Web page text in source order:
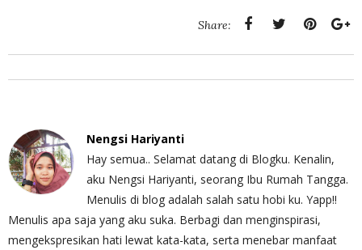
Share:
Nengsi Hariyanti
Hay semua.. Selamat datang di Blogku. Kenalin,
aku Nengsi Hariyanti, seorang Ibu Rumah Tangga.
Menulis di blog adalah salah satu hobi ku. Yapp!!
Menulis apa saja yang aku suka. Berbagi dan menginspirasi,
mengekspresikan hati lewat kata-kata, serta menebar manfaat